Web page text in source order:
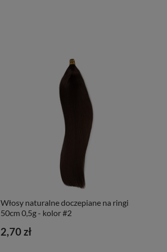
Włosy naturalne doczepiane na ringi
50cm 0,5g - kolor #2
2,70 zł